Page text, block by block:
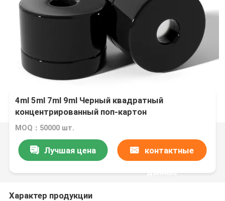
4ml 5ml 7ml 9ml Черный квадратный
концентрированный поп-картон
Противозащитный от детей стеклянный
крышкой
MOQ：50000 шт.
Лучшая цена контактные
данные
Характер продукции